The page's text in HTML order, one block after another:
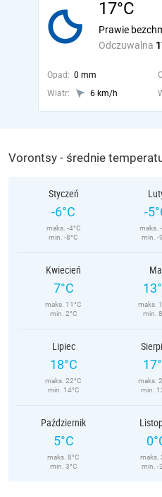
17°C
Odczuwalna
Prawie
Opad: 0 mm
Wiatr:
6 km/h
Vorontsy - średnie
Styczeń
-6°C
maks. -4°C
min. -8°C
-
maks.
min. -
Kwiecień
7°C
maks. 11°C
min. 2°C
maks.
min.
Lipiec
18°C
maks. 22°C
min. 14°C
maks.
min.
Październik
5°C
maks. 8°C
min. 3°C
maks.
min. -